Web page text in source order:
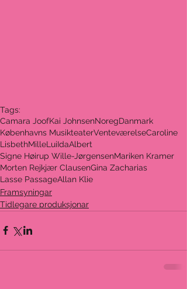
Tags:
Camara JoofKai JohnsenNoregDanmark
Københavns MusikteaterVenteværelseCaroline
LisbethMilleLuiIdaAlbert
Signe Høirup Wille-JørgensenMariken Kramer
Morten Rejkjær ClausenGina Zacharias
Lasse PassageAllan Klie
Framsyningar
Tidlegare produksjonar